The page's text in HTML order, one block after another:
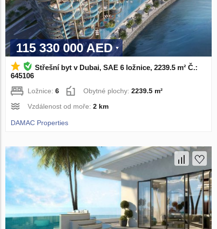
115 330 000 AED
Střešní byt v Dubai, SAE 6 ložnice, 2239.5 m² Č.:
645106
Ložnice:6 Obytné plochy:2239.5 m²
Vzdálenost od moře:2 km
DAMAC Properties